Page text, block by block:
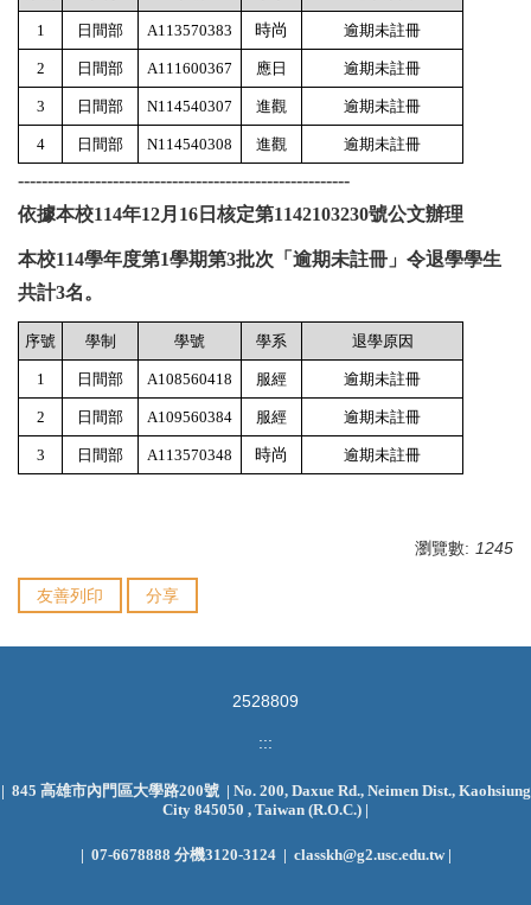
1 日間部 A113570383 時尚 逾期未註冊
2 日間部 A111600367 應日 逾期未註冊
3 日間部 N114540307 進觀 逾期未註冊
4 日間部 N114540308 進觀 逾期未註冊
--------------------------------------------------------
依據本校114年12月16日核定第1142103230號公文辦理
本校114學年度第1學期第3批次「逾期未註冊」 令退學學生
共計3名。
序號 學制 學號 學系 退學原因
1 日間部 A108560418 服經 逾期未註冊
2 日間部 A109560384 服經 逾期未註冊
3 日間部 A113570348 時尚 逾期未註冊
瀏覽數: 1245
友善列印 分享
2528809
:::
| 845 高雄市內門區大學路200號 | No. 200, Daxue Rd., Neimen Dist., Kaohsiung
City 845050 , Taiwan (R.O.C.)
07-6678888 分機3120-3124 | classkh@g2.usc.edu.tw |